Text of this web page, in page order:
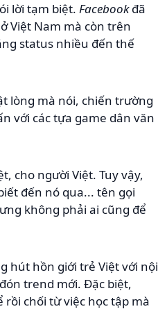
lời tạm biệt. Facebookđã
Việt Nam mà còn trên
status nhiều đến thế
lòng mà nói, chiến trường
với các tựa game dân văn
cho người Việt. Tuy vậy,
đến nó qua... tên gọi
không phải ai cũng để
hút hồn giới trẻ Việt với nội
trend mới. Đặc biệt,
rồi chối từ việc học tập mà